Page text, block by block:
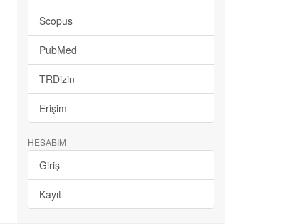
Scopus
PubMed
TRDizin
Erişim
HESABIM
Giriş
Kayıt